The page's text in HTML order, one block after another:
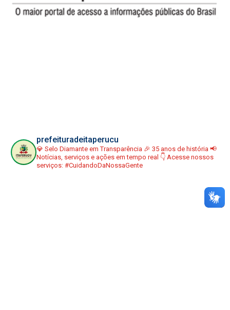
prefeituradeitaperucu
💎 Selo Diamante em Transparência 🎉 35 anos de história 📢
Notícias, serviços e ações em tempo real 👇 Acesse nossos
serviços: #CuidandoDaNossaGente